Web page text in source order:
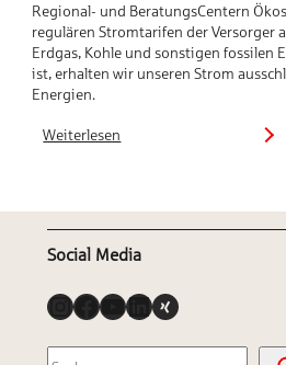
Regional- und BeratungsCentern
regulären Stromtarifen der Versorger
Erdgas, Kohle und sonstigen fossilen
ist, erhalten wir unseren Strom
Energien.
Weiterlesen
:
Social Media
InstagramFacebook YouTube LinkedIn Link